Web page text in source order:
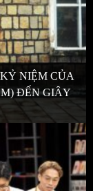
NIỆM CỦA
ĐẾN GIÂY